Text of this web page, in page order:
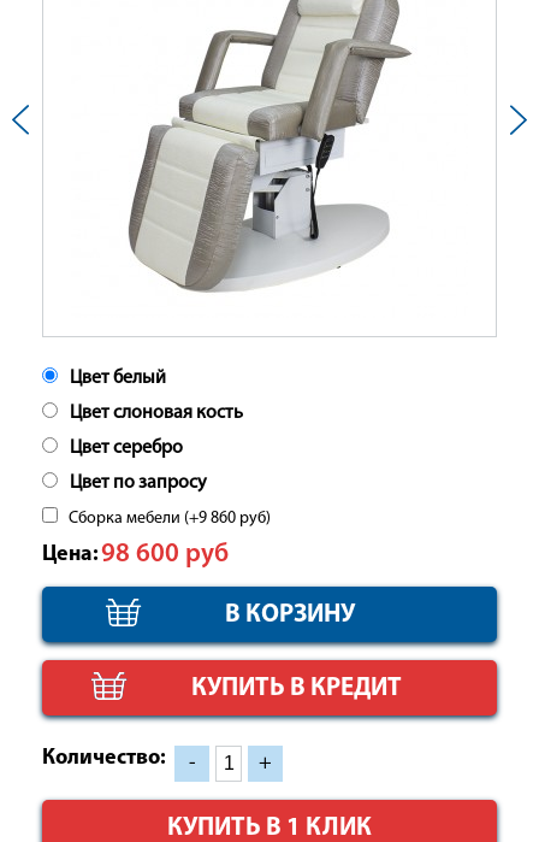
Цвет белый
Цвет слоновая кость
Цвет серебро
Цвет по запросу
Сборка мебели (+9 860 руб)
Цена:98 600 руб
КУПИТЬ В КРЕДИТ
Количество: - +
КУПИТЬ В 1 КЛИК